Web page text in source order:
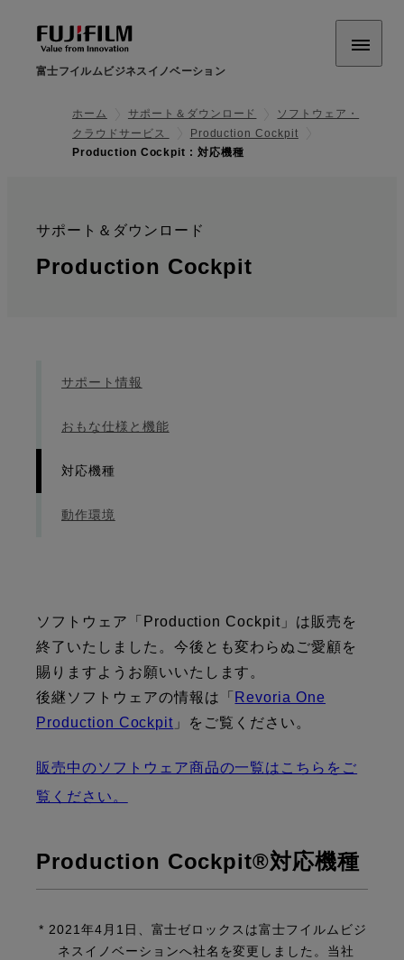
富士フイルムビジネスイノベーション
ホーム サポート＆ダウンロード
ソフトウェア・
クラウドサービス
Production Cockpit
Production Cockpit : 対応機種
サポート＆ダウンロード
:
Production Cockpit
サポート情報
おもな仕様と機能
対応機種
動作環境
ソフトウェア「Production Cockpit」は販売を
終了いたしました。今後とも変わらぬご愛顧を
賜りますようお願いいたします。
後継ソフトウェアの情報は「 Revoria One
Production Cockpit 」をご覧ください。
販売中のソフトウェア商品の一覧はこちらをご
覧ください。
Production Cockpit®対応機種
* 2021年4月1日、富士ゼロックスは富士フイルムビジ
ネスイノベーションへ社名を変更しました。当社